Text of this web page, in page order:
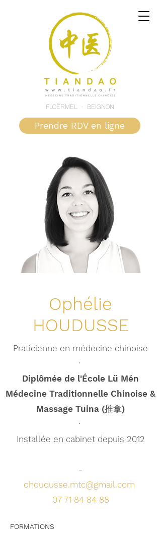
PLOËRMEL · BEIGNON
Prendre RDV en ligne
Ophélie
HOUDUSSE
Praticienne en médecine chinoise
·
Diplômée de l'École Lü Mén
Médecine Traditionnelle Chinoise &
Massage Tuina (推拿)
·
Installée en cabinet depuis 2012
-
ohoudusse.mtc@gmail.com
07 71 84 84 88
FORMATIONS